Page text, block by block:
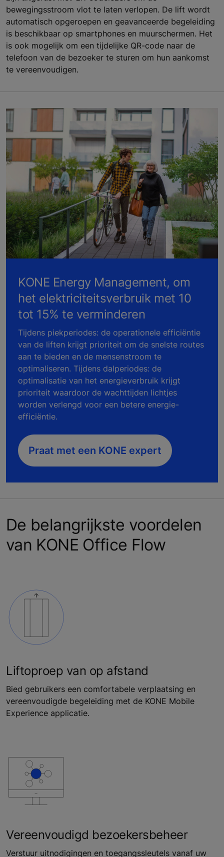
bewegingsstroom vlot te laten verlopen. De lift wordt
automatisch opgeroepen en geavanceerde begeleiding
is beschikbaar op smartphones en muurschermen. Het
is ook mogelijk om een tijdelijke QR-code naar de
telefoon van de bezoeker te sturen om hun aankomst
te vereenvoudigen.
KONE Energy Management, om
het elektriciteitsverbruik met 10
tot 15% te verminderen
Tijdens piekperiodes: de operationele efficiëntie
van de liften krijgt prioriteit om de snelste routes
aan te bieden en de mensenstroom te
optimaliseren. Tijdens dalperiodes: de
optimalisatie van het energieverbruik krijgt
prioriteit waardoor de wachttijden lichtjes
worden verlengd voor een betere energie-
efficiëntie.
Praat met een KONE expert
De belangrijkste voordelen
van KONE Office Flow
Liftoproep van op afstand
Bied gebruikers een comfortabele verplaatsing en
vereenvoudigde begeleiding met de KONE Mobile
Experience applicatie.
Vereenvoudigd bezoekersbeheer
Verstuur uitnodigingen en toegangssleutels vanaf uw